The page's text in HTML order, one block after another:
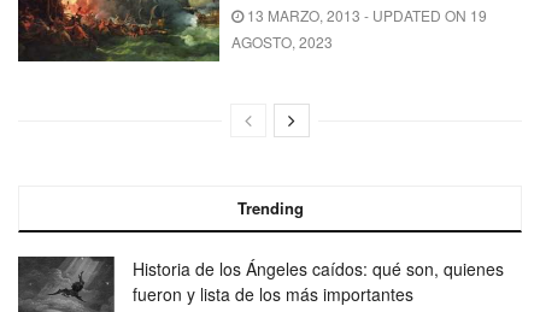
13 MARZO, 2013 - UPDATED ON 19
AGOSTO, 2023
Trending
Historia de los Ángeles caídos: qué son, quienes
fueron y lista de los más importantes